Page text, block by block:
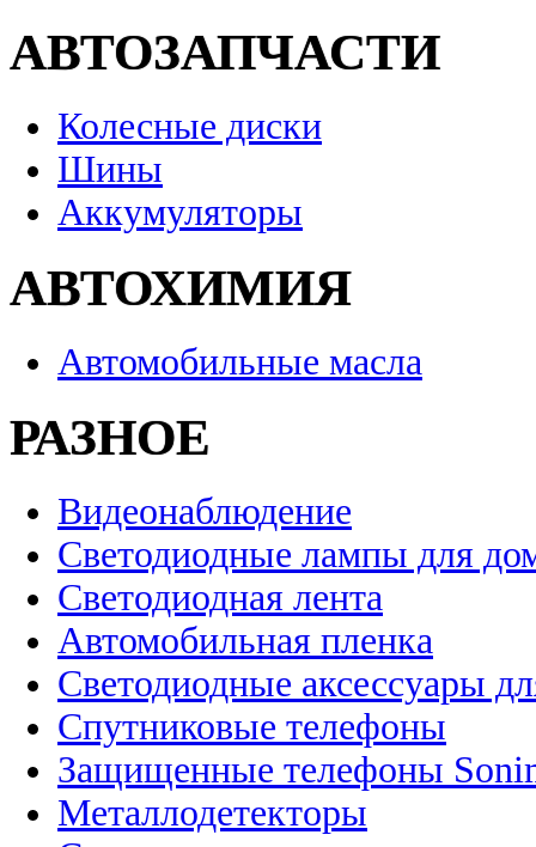
АВТОЗАПЧАСТИ
Колесные диски
Шины
Аккумуляторы
АВТОХИМИЯ
Автомобильные масла
РАЗНОЕ
Видеонаблюдение
Светодиодные лампы для
Светодиодная лента
Автомобильная пленка
Светодиодные аксессуары
Спутниковые телефоны
Защищенные телефоны
Металлодетекторы